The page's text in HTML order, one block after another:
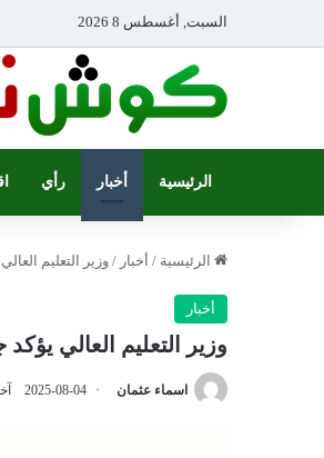
السبت, أغسطس 8 2026
الرئيسية أخبار رأي
الرئيسية / أخبار / وزير التعليم
أخبار
وزير التعليم العالي
اسماء عثمان 2025-08-04